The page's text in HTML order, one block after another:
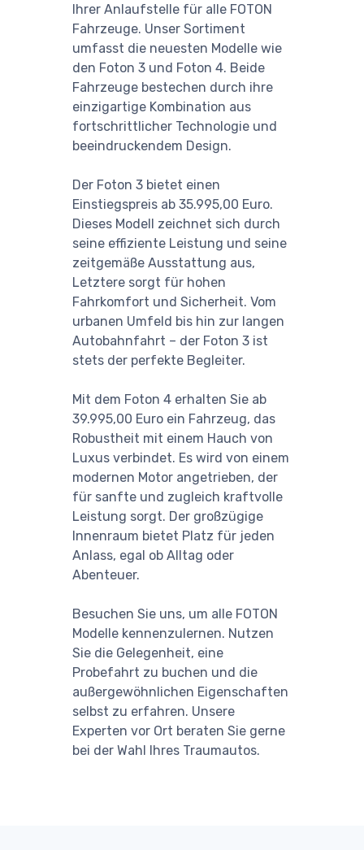
Ihrer Anlaufstelle für alle FOTON
Fahrzeuge. Unser Sortiment
umfasst die neuesten Modelle wie
den Foton 3 und Foton 4. Beide
Fahrzeuge bestechen durch ihre
einzigartige Kombination aus
fortschrittlicher Technologie und
beeindruckendem Design.
Der Foton 3 bietet einen
Einstiegspreis ab 35.995,00 Euro.
Dieses Modell zeichnet sich durch
seine effiziente Leistung und seine
zeitgemäße Ausstattung aus,
Letztere sorgt für hohen
Fahrkomfort und Sicherheit. Vom
urbanen Umfeld bis hin zur langen
Autobahnfahrt – der Foton 3 ist
stets der perfekte Begleiter.
Mit dem Foton 4 erhalten Sie ab
39.995,00 Euro ein Fahrzeug, das
Robustheit mit einem Hauch von
Luxus verbindet. Es wird von einem
modernen Motor angetrieben, der
für sanfte und zugleich kraftvolle
Leistung sorgt. Der großzügige
Innenraum bietet Platz für jeden
Anlass, egal ob Alltag oder
Abenteuer.
Besuchen Sie uns, um alle FOTON
Modelle kennenzulernen. Nutzen
Sie die Gelegenheit, eine
Probefahrt zu buchen und die
außergewöhnlichen Eigenschaften
selbst zu erfahren. Unsere
Experten vor Ort beraten Sie gerne
bei der Wahl Ihres Traumautos.